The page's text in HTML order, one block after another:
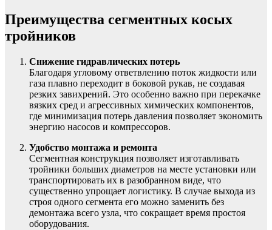
Преимущества сегментных косых
тройников
Снижение гидравлических потерь
Благодаря угловому ответвлению поток жидкости или
газа плавно переходит в боковой рукав, не создавая
резких завихрений. Это особенно важно при перекачке
вязких сред и агрессивных химических компонентов,
где минимизация потерь давления позволяет экономить
энергию насосов и компрессоров.
Удобство монтажа и ремонта
Сегментная конструкция позволяет изготавливать
тройники больших диаметров на месте установки или
транспортировать их в разобранном виде, что
существенно упрощает логистику. В случае выхода из
строя одного сегмента его можно заменить без
демонтажа всего узла, что сокращает время простоя
оборудования.